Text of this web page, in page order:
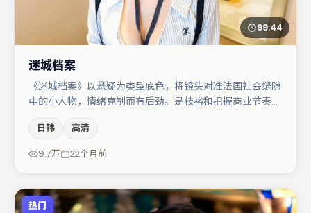
99:44
迷城档案
《迷城档案》以悬疑为类型底色，将镜头对准法国社会缝隙
中的小人物，情绪克制而有后劲。是枝裕和把握商业节奏的
容包括秦海璐、蒋奇明、亚当·德赖弗等，角色动机前后呼
应，适合喜欢抠台词与伏笔的观众。节奏紧凑、反转有度，
值得列入片单。
日韩 高清
9.7万 22个月前
热门